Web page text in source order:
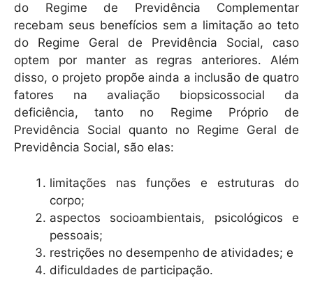
do Regime de Previdência Complementar
recebam seus benefícios sem a limitação ao teto
do Regime Geral de Previdência Social, caso
optem por manter as regras anteriores. Além
disso, o projeto propõe ainda a inclusão de quatro
fatores na avaliação biopsicossocial da
deficiência, tanto no Regime Próprio de
Previdência Social quanto no Regime Geral de
Previdência Social, são elas:
limitações nas funções e estruturas do
corpo;
aspectos socioambientais, psicológicos e
pessoais;
restrições no desempenho de atividades; e
dificuldades de participação.